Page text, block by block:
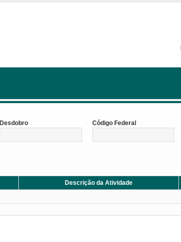
Desdobro Código Federal
Descrição da Atividade